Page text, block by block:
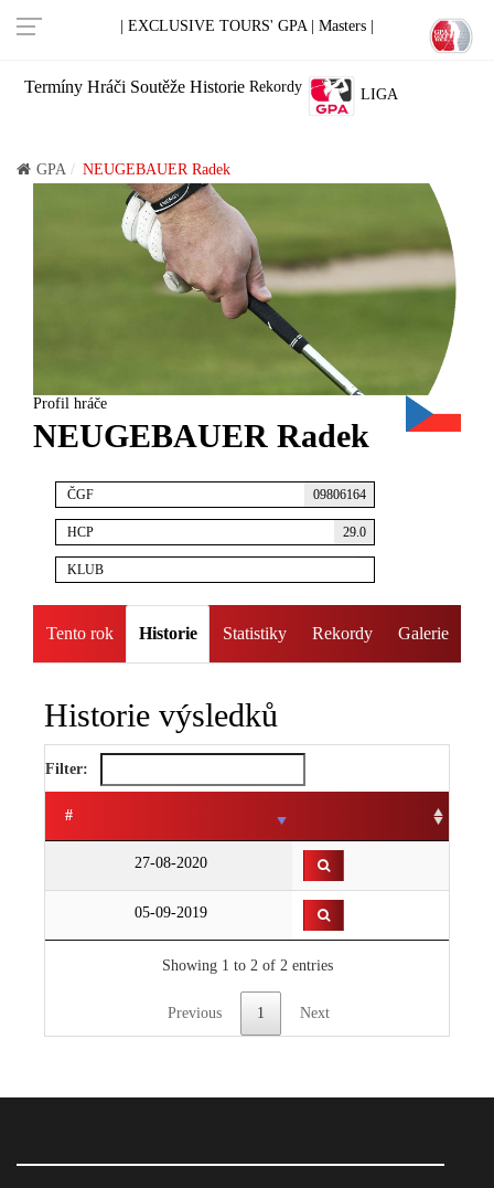
| EXCLUSIVE TOURS' GPA | Masters |
Termíny Hráči Soutěže Historie Rekordy LIGA
GPA NEUGEBAUER Radek
Profil hráče
NEUGEBAUER Radek
ČGF 09806164
HCP 29.0
KLUB
Tento rok Historie Statistiky Rekordy Galerie
Historie výsledků
Filter:
#
27-08-2020
05-09-2019
Showing 1 to 2 of 2 entries
Previous 1 Next